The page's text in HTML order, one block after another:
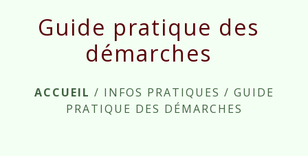
Guide pratique des
démarches
ACCUEIL / INFOS PRATIQUES / GUIDE
PRATIQUE DES DÉMARCHES